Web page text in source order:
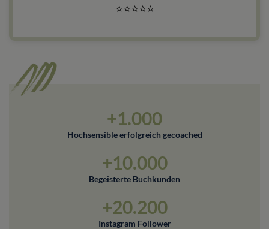
⭐⭐⭐⭐⭐
+1.000
Hochsensible erfolgreich gecoached
+10.000
Begeisterte Buchkunden
+20.200
Instagram Follower